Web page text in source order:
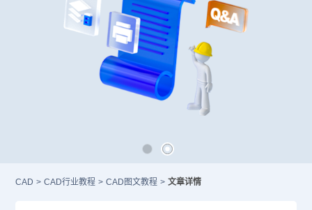
CAD > CAD行业教程 > CAD图文教程 > 文章详情